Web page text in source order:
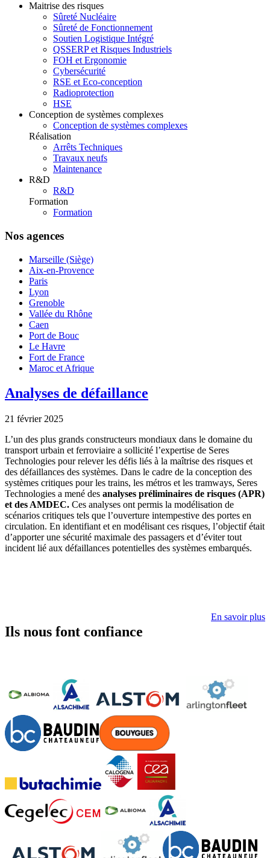
Maitrise des risques
Sûreté Nucléaire
Sûreté de Fonctionnement
Soutien Logistique Intégré
QSSERP et Risques Industriels
FOH et Ergonomie
Cybersécurité
RSE et Eco-conception
Radioprotection
HSE
Conception de systèmes complexes
Conception de systèmes complexes
Réalisation
Arrêts Techniques
Travaux neufs
Maintenance
R&D
R&D
Formation
Formation
Nos agences
Marseille (Siège)
Aix-en-Provence
Paris
Lyon
Grenoble
Vallée du Rhône
Caen
Port de Bouc
Le Havre
Fort de France
Maroc et Afrique
Analyses de défaillance
21 février 2025
L’un des plus grands constructeurs mondiaux dans le domaine du
transport urbain et ferroviaire a sollicité l’expertise de Seres
Technologies pour relever les défis liés à la maîtrise des risques et
des défaillances des systèmes. Dans le cadre de la conception des
systèmes critiques pour les trains, les métros et les tramways, Seres
Technologies a mené des analyses préliminaires de risques (APR)
et des AMDEC. Ces analyses ont permis la modélisation de
scénarios critiques tels que l’ouverture intempestive des portes en
circulation. En identifiant et en modélisant ces risques, l’objectif était
d’apporter une sécurité maximale des passagers et d’éviter tout
incident lié aux défaillances potentielles des systèmes embarqués.
Ils nous font confiance
En savoir plus